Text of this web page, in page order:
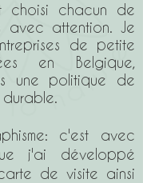
choisi chacun de
avec attention. Je
de petite
en Belgique,
une politique de
c'est avec
j'ai développé
de visite ainsi